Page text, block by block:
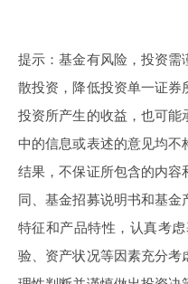
提示：基金有风险，投资
散投资，降低投资单一证
投资所产生的收益，也可
中的信息或表述的意见均
结果，不保证所包含的内
同、基金招募说明书和基
特征和产品特性，认真考
验、资产状况等因素充分